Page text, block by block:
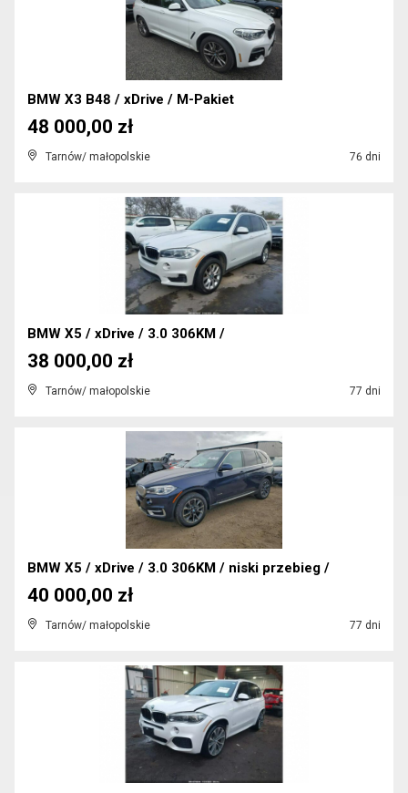
BMW X3 B48 / xDrive / M-Pakiet
Tarnów/ małopolskie 76 dni
48 000,00 zł
BMW X5 / xDrive / 3.0 306KM /
Tarnów/ małopolskie 77 dni
38 000,00 zł
BMW X5 / xDrive / 3.0 306KM / niski przebieg /
Tarnów/ małopolskie 77 dni
40 000,00 zł